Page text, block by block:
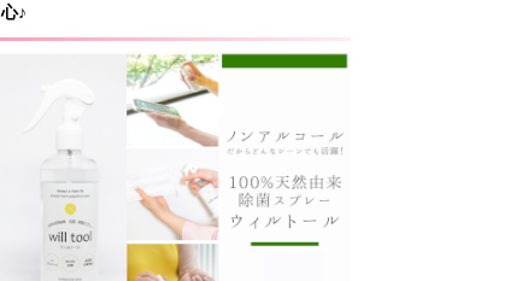
心♪